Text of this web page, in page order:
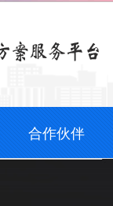
合作伙伴